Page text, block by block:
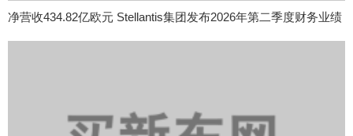
净营收434.82亿欧元 Stellantis集团发布2026年第二季度财务业绩